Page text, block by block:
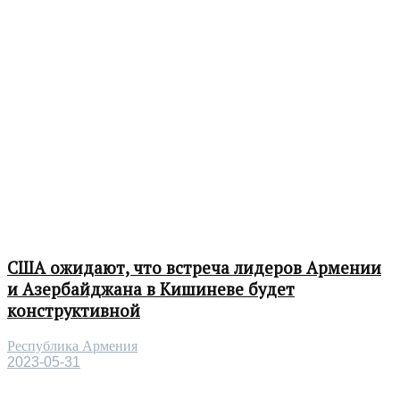
США ожидают, что встреча лидеров Армении
и Азербайджана в Кишиневе будет
конструктивной
Республика Армения
2023-05-31